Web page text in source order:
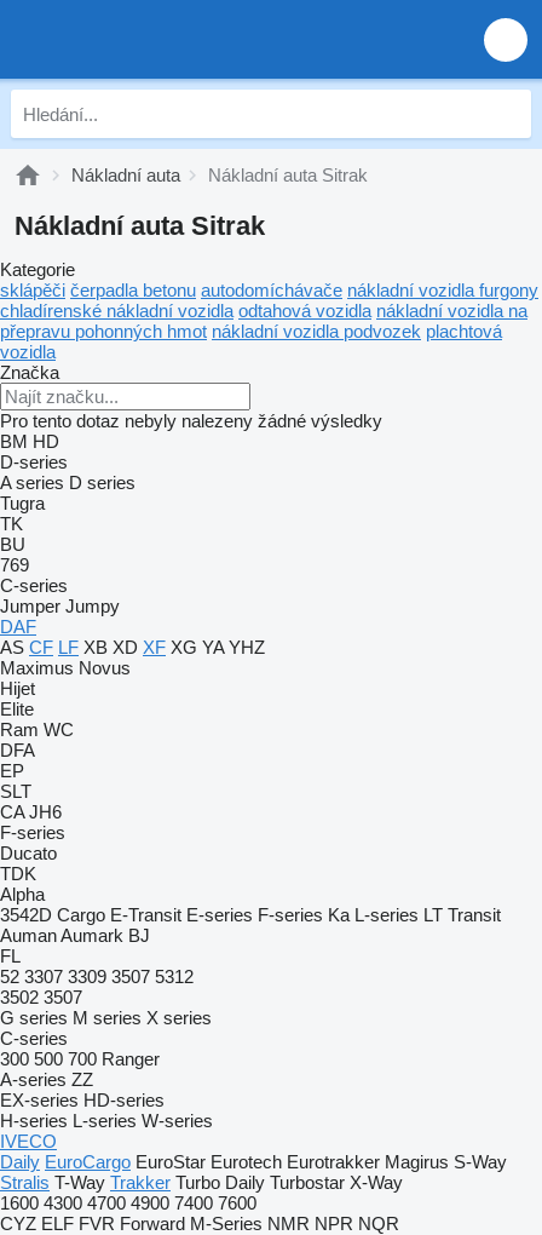
Nákladní auta Nákladní auta Sitrak
Nákladní auta Sitrak
Kategorie
sklápěči čerpadla betonu autodomíchávače nákladní vozidla furgony
chladírenské nákladní vozidla odtahová vozidla nákladní vozidla na
přepravu pohonných hmot nákladní vozidla podvozek plachtová
vozidla
Značka
Pro tento dotaz nebyly nalezeny žádné výsledky
BM HD
D-series
A series D series
Tugra
TK
BU
769
C-series
Jumper Jumpy
DAF
AS CF LF XB XD XF XG YA YHZ
Maximus Novus
Hijet
Elite
Ram WC
DFA
EP
SLT
CA JH6
F-series
Ducato
TDK
Alpha
3542D Cargo E-Transit E-series F-series Ka L-series LT Transit
AumanAumark BJ
FL
52 3307 3309 3507 5312
3502 3507
G series M series X series
C-series
300 500 700 Ranger
A-series ZZ
EX-series HD-series
H-series L-series W-series
IVECO
Daily EuroCargo EuroStar Eurotech Eurotrakker Magirus S-Way
Stralis T-Way Trakker Turbo Daily Turbostar X-Way
1600 4300 4700 4900 7400 7600
CYZ ELF FVR Forward M-Series NMR NPR NQR